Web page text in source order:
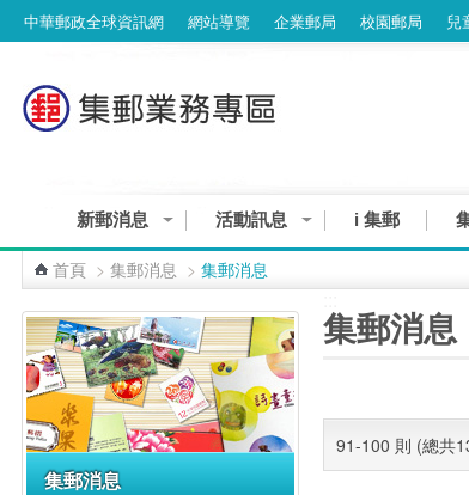
中華郵政全球資訊網 網站導覽 企業郵局 校園郵局 兒
新郵消息 活動訊息 i 集郵
集郵業務個資告知聲明
首頁 > 集郵消息 > 集郵消息
集郵消息
集郵消息
91-100 則 (總共